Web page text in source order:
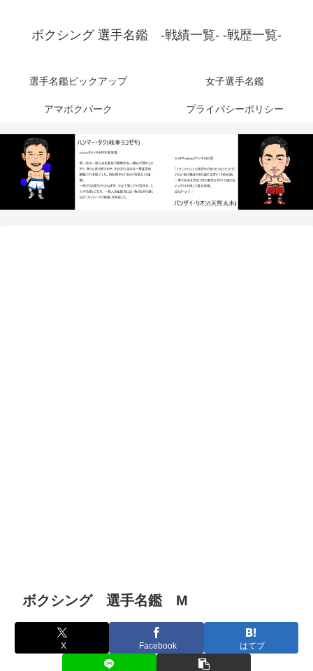
ボクシング 選手名鑑 -戦績一覧- -戦歴一覧-
選手名鑑ピックアップ 女子選手名鑑
アマボクパーク プライバシーポリシー
ボクシング 選手名鑑 M
X Facebook はてブ